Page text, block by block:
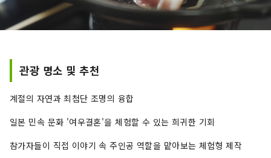
관광 명소 및 추천
계절의 자연과 최첨단 조명의 융합
일본 민속 문화 '여우결혼'을 체험할 수 있는 희귀한 기회
참가자들이 직접 이야기 속 주인공 역할을 맡아보는 체험형 제작